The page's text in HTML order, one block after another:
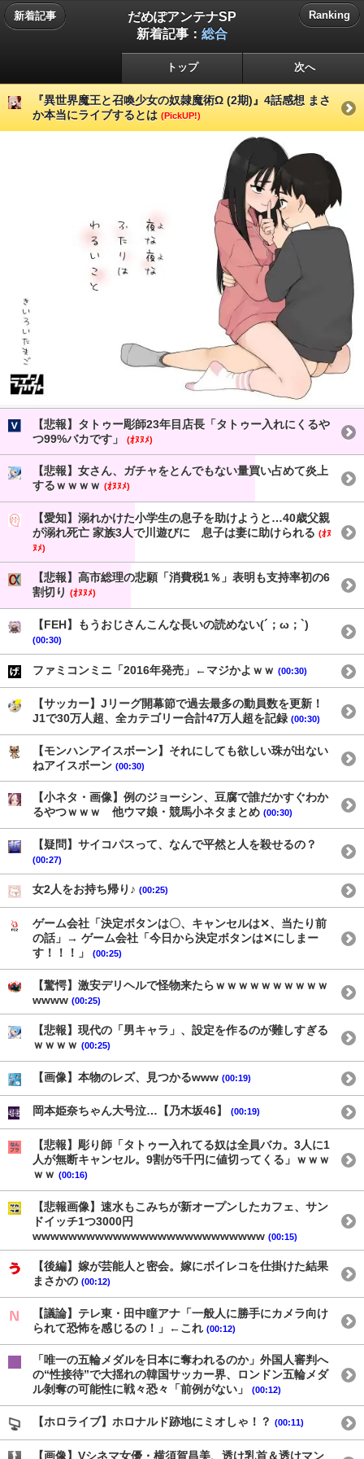
新着記事
だめぽアンテナSP
新着記事： 総合
Ranking
トップ 次へ
『異世界魔王と召喚少女の奴隷魔術Ω (2期)』4話感想 まさ
か本当にライブするとは (PickUP!)
【悲報】タトゥー彫師23年目店長「タトゥー入れにくるや
つ99%バカです」
(ｵﾇﾇﾒ)
【悲報】女さん、ガチャをとんでもない量買い占めて炎上
するｗｗｗｗ (ｵﾇﾇﾒ)
【愛知】溺れかけた小学生の息子を助けようと…40歳父親
が溺れ死亡 家族3人で川遊びに 息子は妻に助けられる (ｵﾇ
ﾇﾒ)
【悲報】高市総理の悲願「消費税1％」表明も支持率初の6
割切り (ｵﾇﾇﾒ)
【FEH】もうおじさんこんな長いの読めない(´；ω；`)
(00:30)
ファミコンミニ「2016年発売」←マジかよｗｗ (00:30)
【サッカー】Jリーグ開幕節で過去最多の動員数を更新！
J1で30万人超、全カテゴリー合計47万人超を記録 (00:30)
【モンハンアイスボーン】それにしても欲しい珠が出ない
ねアイスボーン (00:30)
【小ネタ・画像】例のジョーシン、豆腐で誰だかすぐわか
るやつｗｗｗ 他ウマ娘・競馬小ネタまとめ (00:30)
【疑問】サイコパスって、なんで平然と人を殺せるの？
(00:27)
女2人をお持ち帰り♪ (00:25)
ゲーム会社「決定ボタンは〇、キャンセルは✕、当たり前
の話」→ ゲーム会社「今日から決定ボタンは✕にしまー
す！！！」
(00:25)
【驚愕】激安デリヘルで怪物来たらｗｗｗｗｗｗｗｗｗｗ
wwww (00:25)
【悲報】現代の「男キャラ」、設定を作るのが難しすぎる
ｗｗｗｗ (00:25)
【画像】本物のレズ、見つかるwww (00:19)
岡本姫奈ちゃん大号泣…【乃木坂46】 (00:19)
【悲報】彫り師「タトゥー入れてる奴は全員バカ。3人に1
人が無断キャンセル。9割が5千円に値切ってくる」ｗｗｗ
ｗｗ (00:16)
【悲報画像】速水もこみちが新オープンしたカフェ、サン
ドイッチ1つ3000円
wwwwwwwwwwwwwwwwwwwwwwwwww (00:15)
【後編】嫁が芸能人と密会。嫁にボイレコを仕掛けた結果
まさかの (00:12)
【議論】テレ東・田中瞳アナ「一般人に勝手にカメラ向け
られて恐怖を感じるの！」←これ (00:12)
「唯一の五輪メダルを日本に奪われるのか」外国人審判へ
の“性接待”で大揺れの韓国サッカー界、ロンドン五輪メダ
ル剝奪の可能性に戦々恐々「前例がない」
(00:12)
【ホロライブ】ホロナルド跡地にミオしゃ！？ (00:11)
【画像】Vシネマ女優・横須賀昌美、透け乳首＆透けマン